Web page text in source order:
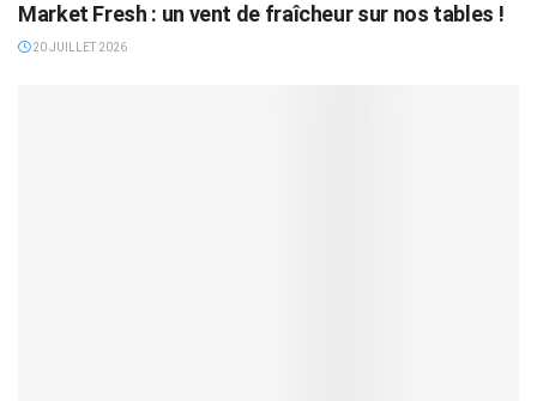
Market Fresh : un vent de fraîcheur sur nos tables !
20 JUILLET 2026